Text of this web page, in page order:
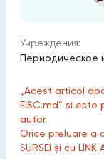
Учреждения:
Периодическое
„Acest articol
FISC.md” și
autor.
Orice preluare a
SURSEI și cu